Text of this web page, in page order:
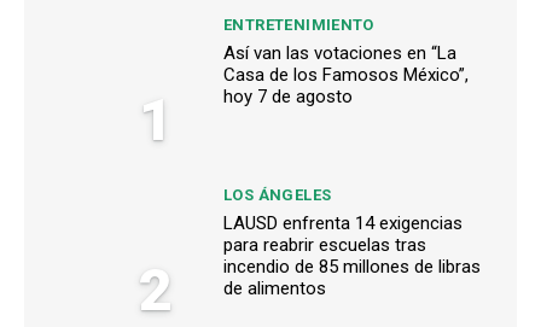
1
ENTRETENIMIENTO
Así van las votaciones en “La
Casa de los Famosos México”,
hoy 7 de agosto
2
LOS ÁNGELES
LAUSD enfrenta 14 exigencias
para reabrir escuelas tras
incendio de 85 millones de libras
de alimentos